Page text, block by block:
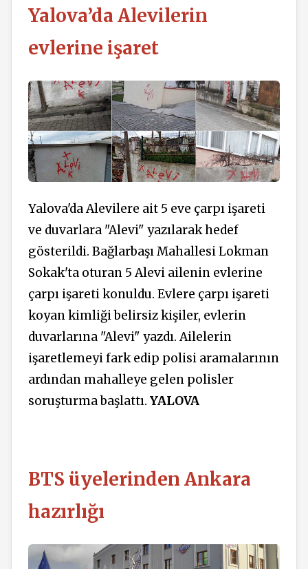
Yalova’da Alevilerin
evlerine işaret
Yalova'da Alevilere ait 5 eve çarpı işareti
ve duvarlara "Alevi" yazılarak hedef
gösterildi. Bağlarbaşı Mahallesi Lokman
Sokak'ta oturan 5 Alevi ailenin evlerine
çarpı işareti konuldu. Evlere çarpı işareti
koyan kimliği belirsiz kişiler, evlerin
duvarlarına "Alevi" yazdı. Ailelerin
işaretlemeyi fark edip polisi aramalarının
ardından mahalleye gelen polisler
soruşturma başlattı. YALOVA
BTS üyelerinden Ankara
hazırlığı